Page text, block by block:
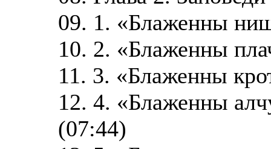
09. 1. «Блаженны
10. 2. «Блаженны
11. 3. «Блаженны
12. 4. «Блаженны
(07:44)